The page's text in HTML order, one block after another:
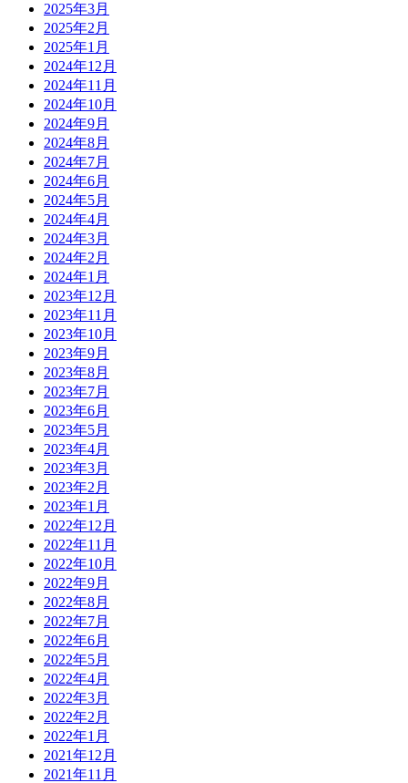
2025年3月
2025年2月
2025年1月
2024年12月
2024年11月
2024年10月
2024年9月
2024年8月
2024年7月
2024年6月
2024年5月
2024年4月
2024年3月
2024年2月
2024年1月
2023年12月
2023年11月
2023年10月
2023年9月
2023年8月
2023年7月
2023年6月
2023年5月
2023年4月
2023年3月
2023年2月
2023年1月
2022年12月
2022年11月
2022年10月
2022年9月
2022年8月
2022年7月
2022年6月
2022年5月
2022年4月
2022年3月
2022年2月
2022年1月
2021年12月
2021年11月